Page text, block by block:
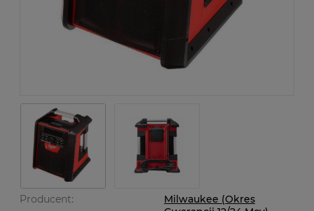
Producent:
Milwaukee (Okres